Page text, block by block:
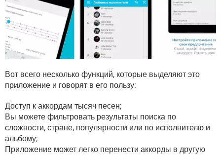
Вот всего несколько функций, которые выделяют это
приложение и говорят в его пользу:
Доступ к аккордам тысяч песен;
Вы можете фильтровать результаты поиска по
сложности, стране, популярности или по исполнителю и
альбому;
Приложение может легко перенести аккорды в другую